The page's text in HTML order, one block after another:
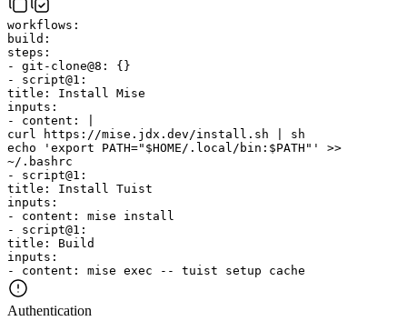
workflows :
build :
steps :
-
git-clone@8 : {}
-
script@1 :
title :
Install Mise
inputs :
-
content :
curl https://mise.jdx.dev/install.sh | sh
echo 'export PATH="$HOME/.local/bin:$PATH"' >>
~/.bashrc
-
script@1 :
title :
Install Tuist
inputs :
-
content :
mise install
-
script@1 :
title :
Build
inputs :
-
content : mise exec -- tuist setup cache
Authentication